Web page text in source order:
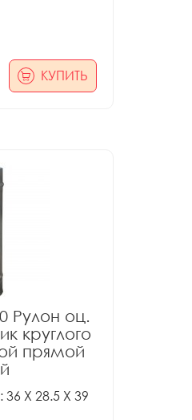
КУПИТЬ
Рулон оц.
круглого
прямой
X 28.5 X 39